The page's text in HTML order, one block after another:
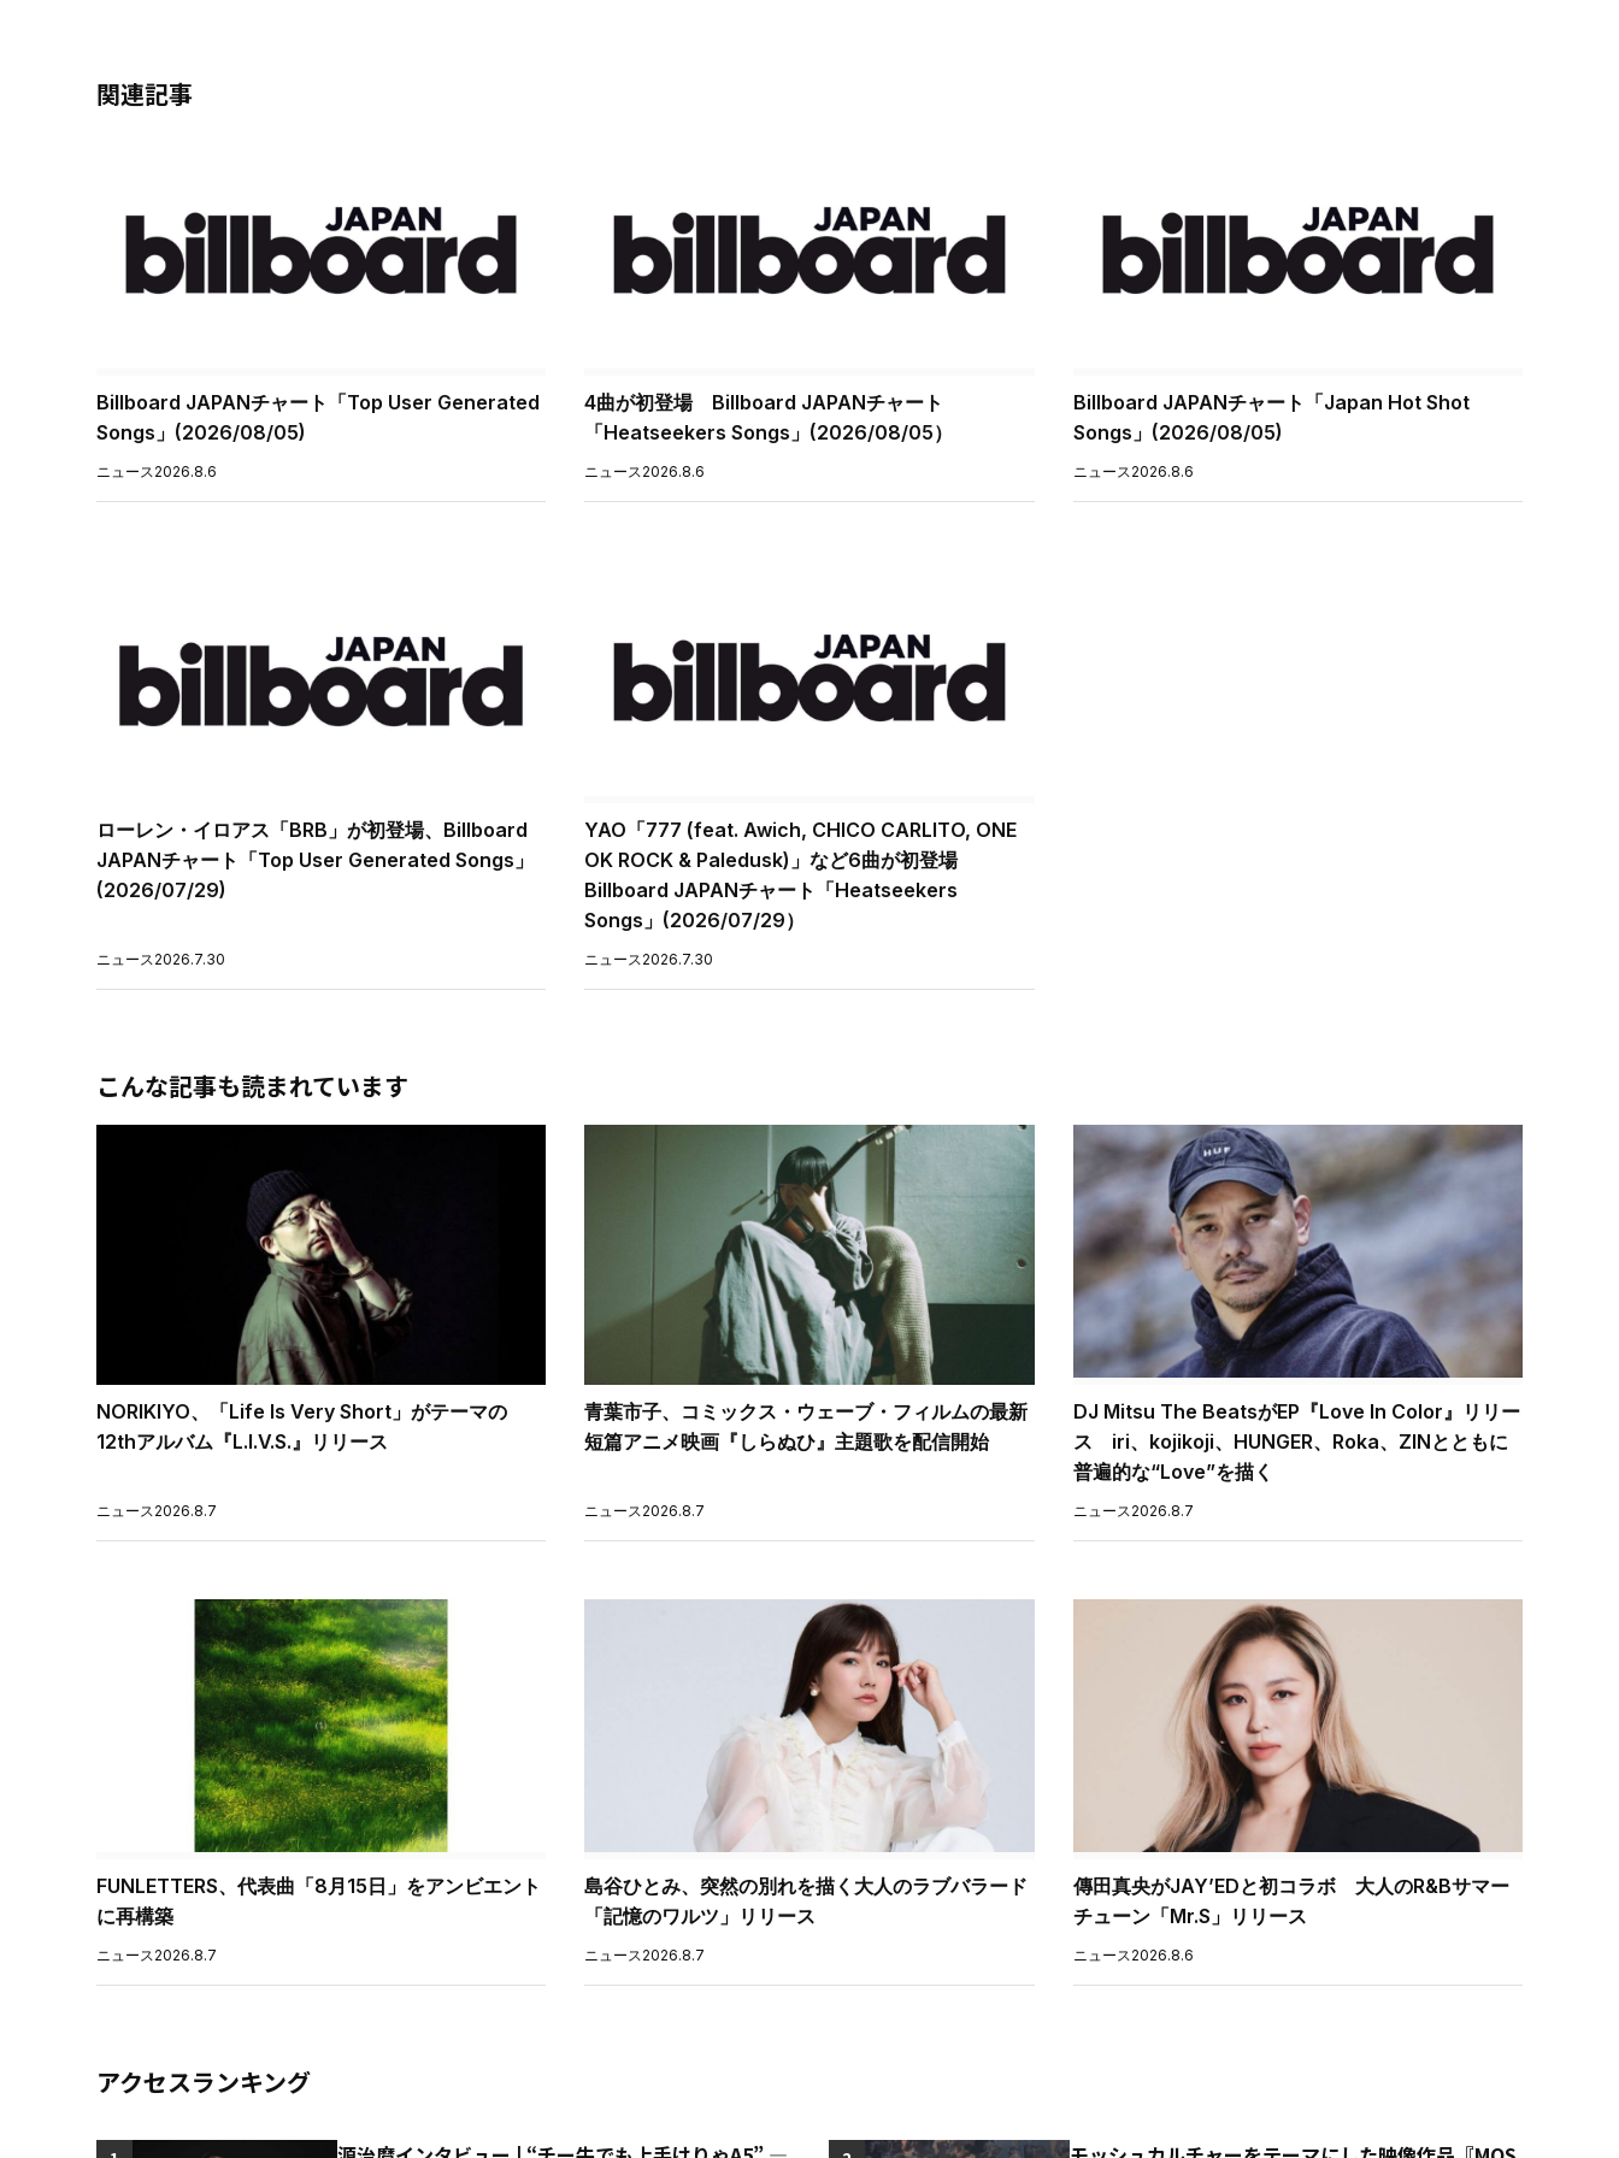
関連記事
Billboard JAPANチャート「Top User Generated
Songs」(2026/08/05)
ニュース 2026.8.6
4曲が初登場 Billboard JAPANチャート
「Heatseekers Songs」(2026/08/05）
ニュース 2026.8.6
Billboard JAPANチャート「Japan Hot Shot
Songs」(2026/08/05)
ニュース 2026.8.6
ローレン・イロアス「BRB」が初登場、Billboard
JAPANチャート「Top User Generated Songs」
(2026/07/29)
ニュース2026.7.30
YAO「777 (feat. Awich, CHICO CARLITO, ONE
OK ROCK & Paledusk)」など6曲が初登場
Billboard JAPANチャート「Heatseekers
Songs」(2026/07/29）
ニュース2026.7.30
こんな記事も読まれています
NORIKIYO、「Life Is Very Short」がテーマの
12thアルバム『L.I.V.S.』リリース
ニュース2026.8.7
青葉市子、コミックス・ウェーブ・フィルムの最新
短篇アニメ映画『しらぬひ』主題歌を配信開始
ニュース2026.8.7
DJ Mitsu The BeatsがEP『Love In Color』リリー
ス iri、kojikoji、HUNGER、Roka、ZINとともに
普遍的な“Love”を描く
ニュース2026.8.7
FUNLETTERS、代表曲「8月15日」をアンビエント
に再構築
ニュース2026.8.7
島谷ひとみ、突然の別れを描く大人のラブバラード
「記憶のワルツ」リリース
ニュース2026.8.7
傳田真央がJAY’EDと初コラボ 大人のR&Bサマー
チューン「Mr.S」リリース
ニュース2026.8.6
アクセスランキング